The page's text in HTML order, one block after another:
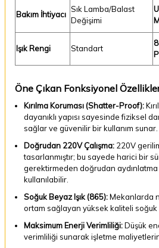
Bakım İhtiyacı
Sık Lamba/Balast
Değişimi
Işık Rengi Standart
Öne Çıkan Fonksiyonel
Kırılma Koruması (Shatter-Proof):
dayanıklı yapısı sayesinde fiziksel
sağlar ve güvenilir bir kullanım sunar.
Doğrudan 220V Çalışma: 220V
tasarlanmıştır; bu sayede harici bir
gerektirmeden doğrudan aydınlatma
kullanılabilir.
Soğuk Beyaz Işık (865):Mekanlarda
ortam sağlayan yüksek kaliteli soğuk
Maksimum Enerji Verimliliği:Düşük
verimliliği sunarak işletme